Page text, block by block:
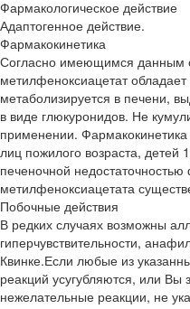
Фармакологическое действие
Адаптогенное действие.
Фармакокинетика
Согласно имеющимся данным
метилфеноксиацетат
метаболизируется в печени,
в виде глюкуронидов. Не
применении.
лиц пожилого возраста, детей
печеночной
метилфеноксиацетата
Побочные действия
В редких случаях возможны
гиперчувствительности,
Квинке.Если любые из
реакций усугубляются, или
нежелательные реакции, не